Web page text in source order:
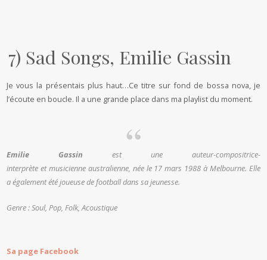
7) Sad Songs, Emilie Gassin
Je vous la présentais plus haut…Ce titre sur fond de bossa nova, je
l’écoute en boucle. Il a une grande place dans ma playlist du moment.
Emilie Gassin est une auteur-compositrice-
interprète et musicienne australienne, née le 17 mars 1988 à Melbourne. Elle
a également été joueuse de football dans sa jeunesse.
Genre : Soul, Pop, Folk, Acoustique
Sa page Facebook